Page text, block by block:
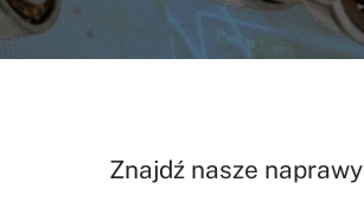
Znajdź nasze naprawy